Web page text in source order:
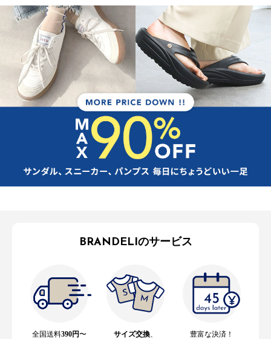
BRANDELIのサービス
全国送料390円〜
サイズ交換
豊富な決済！